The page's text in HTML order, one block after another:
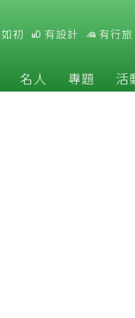
初 有設計 有行旅
名人 專題 活